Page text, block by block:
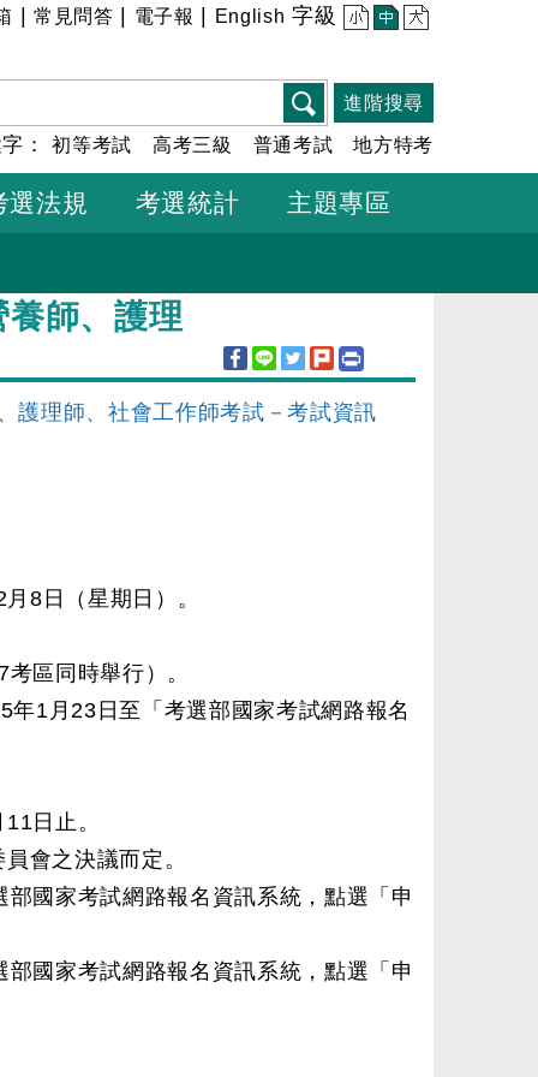
常見問答 電子報 English 字級 小 中 大
進階搜尋
字：初等考試 高考三級 普通考試 地方特考
選法規 考選統計 主題專區
師、護理
護理師、社會工作師考試－考試資訊
8日（星期日）。
區同時舉行）。
1月23日至「考選部國家考試網路報名
日止。
會之決議而定。
國家考試網路報名資訊系統，點選「申
國家考試網路報名資訊系統，點選「申